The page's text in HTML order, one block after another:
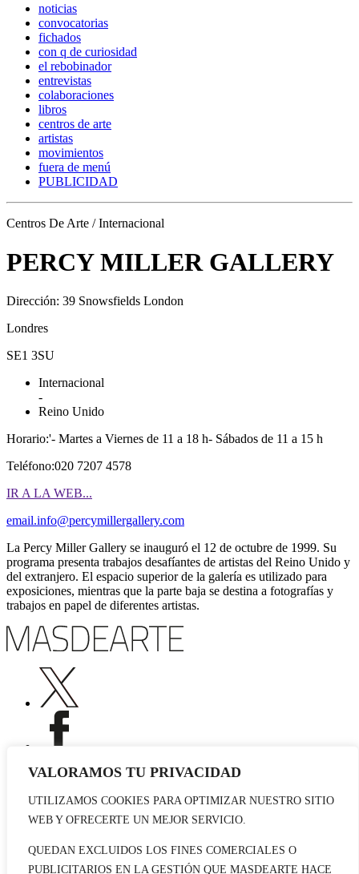
VALORAMOS TU PRIVACIDAD
UTILIZAMOS COOKIES PARA OPTIMIZAR NUESTRO SITIO
WEB Y OFRECERTE UN MEJOR SERVICIO.
QUEDAN EXCLUIDOS LOS FINES COMERCIALES O
PUBLICITARIOS EN LA GESTIÓN QUE MASDEARTE HACE
noticias
convocatorias
fichados
con q de curiosidad
el rebobinador
entrevistas
colaboraciones
libros
centros de arte
artistas
movimientos
fuera de menú
PUBLICIDAD
Centros De Arte / Internacional
PERCY MILLER GALLERY
Dirección: 39 Snowsfields London
Londres
SE1 3SU
Internacional
-
Reino Unido
Horario:'- Martes a Viernes de 11 a 18 h- Sábados de 11 a 15 h
Teléfono:020 7207 4578
IR A LA WEB...
email.info@percymillergallery.com
La Percy Miller Gallery se inauguró el 12 de octubre de 1999. Su
programa presenta trabajos desafíantes de artistas del Reino Unido y
del extranjero. El espacio superior de la galería es utilizado para
exposiciones, mientras que la parte baja se destina a fotografías y
trabajos en papel de diferentes artistas.
Publicidad
Contacto